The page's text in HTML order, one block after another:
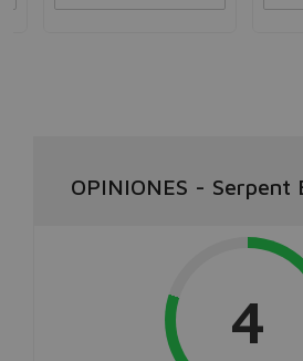
OPINIONES - Serpent
4